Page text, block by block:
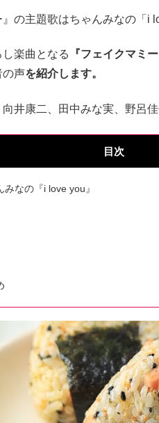
の主題歌はちゃんみなの「i
楽曲となる
『フェイクマミ
の声を紹介します。
井康二、田中みな実、野呂佳
目次
みなの『i love you』